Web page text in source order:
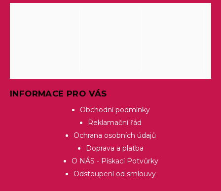
INFORMACE PRO VÁS
Obchodní podmínky
Reklamační řád
Ochrana osobních údajů
Doprava a platba
O NÁS - Pískací Potvůrky
Odstoupení od smlouvy